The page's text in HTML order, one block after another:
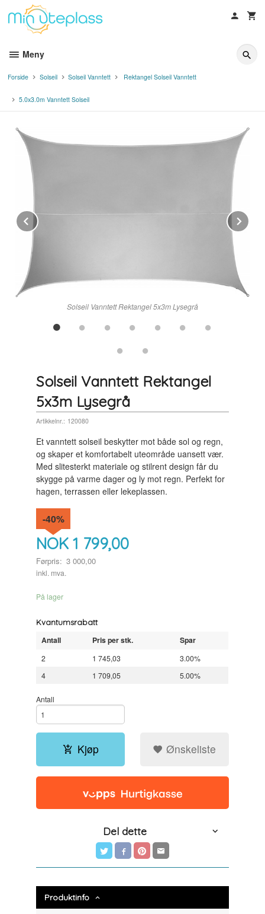
innholdet
Meny
Forside Solseil Solseil Vanntett Rektangel Solseil Vanntett
5.0x3.0m Vanntett Solseil
Solseil Vanntett Rektangel 5x3m Lysegrå
Prev
Solseil Vanntett Rektangel
5x3m Lysegrå
Artikkelnr.: 120080
Et vanntett solseil beskytter mot både sol og regn,
og skaper et komfortabelt uteområde uansett vær.
Med slitesterkt materiale og stilrent design får du
skygge på varme dager og ly mot regn. Perfekt for
hagen, terrassen eller lekeplassen.
NOK 1 799,00
Førpris: 3 000,00
Rabatt
-40%
inkl. mva.
På lager
Kvantumsrabatt
Antall Pris per stk. Spar
2 1 745,03
3.00%
4
1 709,05 5.00%
Antall
Kjøp Ønskeliste
Del dette
Produktinfo